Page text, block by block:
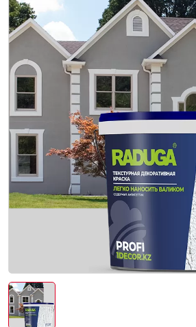
Кровельные материалы
Ещё 2
Интерьер и
Лакокрасочные материалы
Герметики
Клеи, жидкие гвозди
Обои
Инженерные
Водоснабжение и